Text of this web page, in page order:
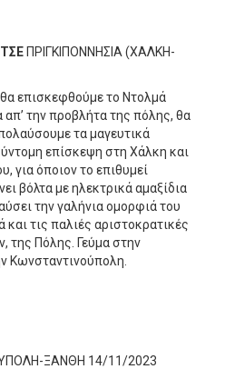
ΠΡΙΓΚΙΠΟΝΝΗΣΙΑ (ΧΑΛΚΗ-
επισκεφθούμε το Ντολμά
την προβλήτα της πόλης, θα
τα μαγευτικά
επίσκεψη στη Χάλκη και
για όποιον το επιθυμεί
βόλτα με ηλεκτρικά αμαξίδια
την γαλήνια ομορφιά του
τις παλιές αριστοκρατικές
της Πόλης. Γεύμα στην
Κωνσταντινούπολη.
ΞΑΝΘΗ 14/11/2023